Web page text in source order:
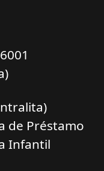
de Préstamo
Infantil